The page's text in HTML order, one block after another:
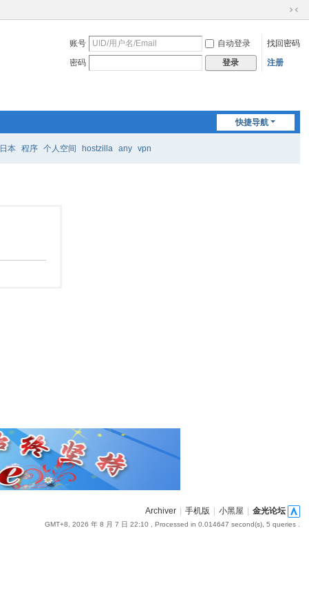
切
到
账号 自动登录
找回密码
密码
登录 注册
快捷导航
日本 程序 个人空间 hostzilla any vpn
Archiver 手机版 小黑屋 金光论坛
GMT+8, 2026 年 8 月 7 日 22:10 , Processed in 0.014647 second(s), 5 queries .